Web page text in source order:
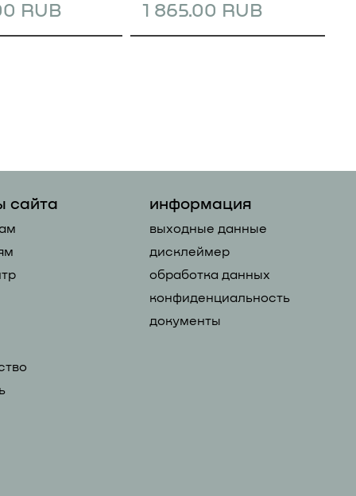
RUB 1 865.00 RUB
сайта информация
выходные данные
дисклеймер
обработка данных
конфиденциальность
документы